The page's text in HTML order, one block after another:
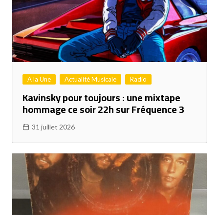
A la Une Actualité Musicale Radio
Kavinsky pour toujours : une mixtape
hommage ce soir 22h sur Fréquence 3
31 juillet 2026